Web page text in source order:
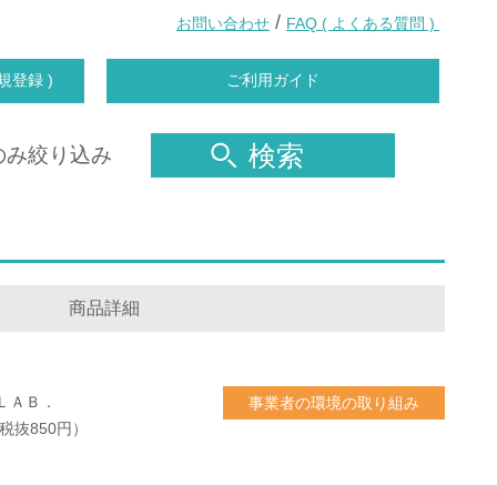
お問い合わせ / FAQ ( よくある質問 )
登録 ) ご利用ガイド
み絞り込み 検索
商品詳細
Ｂ．
抜850円）
事業者の環境の取り組み